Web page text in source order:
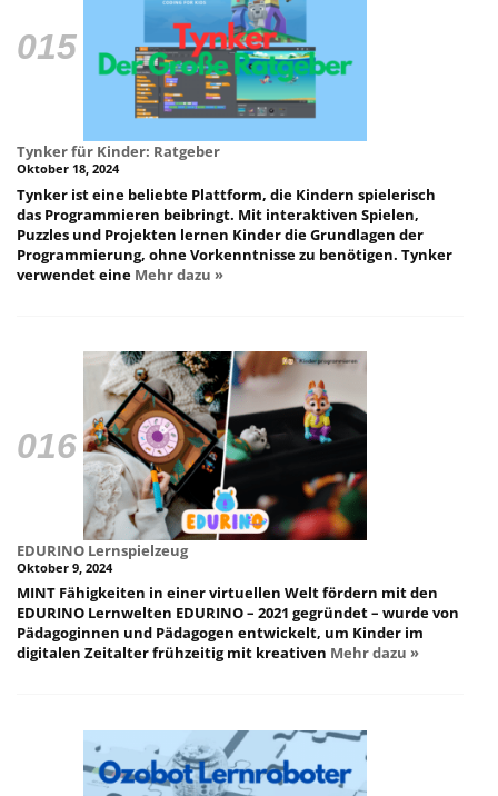
Tynker für Kinder: Ratgeber
Oktober 18, 2024
Tynker ist eine beliebte Plattform, die Kindern spielerisch
das Programmieren beibringt. Mit interaktiven Spielen,
Puzzles und Projekten lernen Kinder die Grundlagen der
Programmierung, ohne Vorkenntnisse zu benötigen. Tynker
verwendet eine Mehr dazu »
EDURINO Lernspielzeug
Oktober 9, 2024
MINT Fähigkeiten in einer virtuellen Welt fördern mit den
EDURINO Lernwelten EDURINO – 2021 gegründet – wurde von
Pädagoginnen und Pädagogen entwickelt, um Kinder im
digitalen Zeitalter frühzeitig mit kreativen Mehr dazu »